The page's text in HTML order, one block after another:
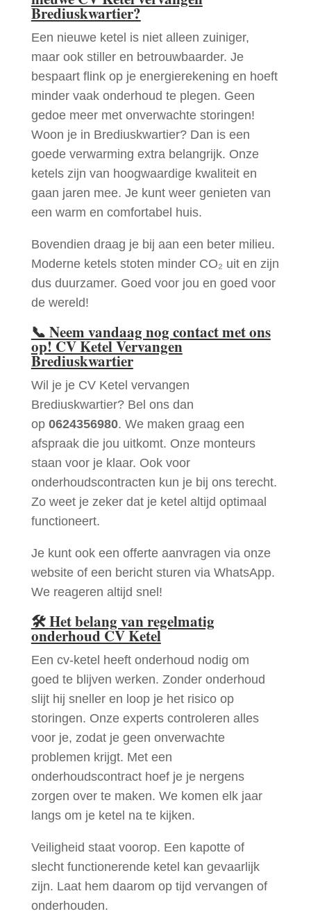
Brediuskwartier?
Een nieuwe ketel is niet alleen zuiniger,
maar ook stiller en betrouwbaarder. Je
bespaart flink op je energierekening en hoeft
minder vaak onderhoud te plegen. Geen
gedoe meer met onverwachte storingen!
Woon je in Brediuskwartier? Dan is een
goede verwarming extra belangrijk. Onze
ketels zijn van hoogwaardige kwaliteit en
gaan jaren mee. Je kunt weer genieten van
een warm en comfortabel huis.
Bovendien draag je bij aan een beter milieu.
Moderne ketels stoten minder CO₂ uit en zijn
dus duurzamer. Goed voor jou en goed voor
de wereld!
📞 Neem vandaag nog contact met ons
op! CV Ketel Vervangen
Brediuskwartier
Wil je je CV Ketel vervangen
Brediuskwartier? Bel ons dan
op 0624356980. We maken graag een
afspraak die jou uitkomt. Onze monteurs
staan voor je klaar. Ook voor
onderhoudscontracten kun je bij ons terecht.
Zo weet je zeker dat je ketel altijd optimaal
functioneert.
Je kunt ook een offerte aanvragen via onze
website of een bericht sturen via WhatsApp.
We reageren altijd snel!
🛠Het belang van regelmatig
onderhoud CV Ketel
Een cv-ketel heeft onderhoud nodig om
goed te blijven werken. Zonder onderhoud
slijt hij sneller en loop je het risico op
storingen. Onze experts controleren alles
voor je, zodat je geen onverwachte
problemen krijgt. Met een
onderhoudscontract hoef je je nergens
zorgen over te maken. We komen elk jaar
langs om je ketel na te kijken.
Veiligheid staat voorop. Een kapotte of
slecht functionerende ketel kan gevaarlijk
zijn. Laat hem daarom op tijd vervangen of
onderhouden.